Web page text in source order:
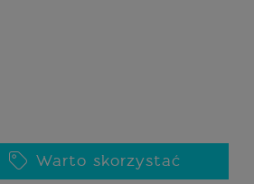
Warto skorzystać